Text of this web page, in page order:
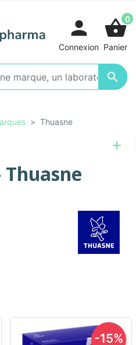

person
Connexion
shopping_basket0
Panier
Thuasne
-15%